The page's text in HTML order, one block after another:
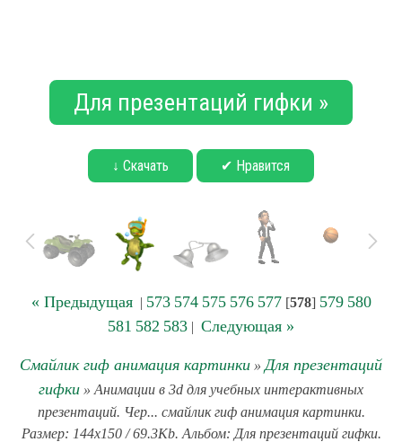
Для презентаций гифки »
↓ Скачать ✔ Нравится
« Предыдущая| 573 574 575 576 577[578] 579 580
581 582 583 | Следующая »
Смайлик гиф анимация картинки » Для презентаций
гифки » Анимации в 3d для учебных интерактивных
презентаций. Чер... смайлик гиф анимация картинки.
Размер: 144x150 / 69.3Kb. Альбом: Для презентаций гифки.